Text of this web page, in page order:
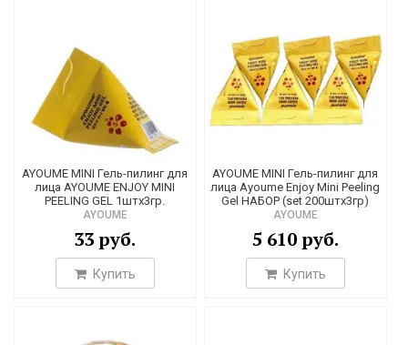
2
2
49
1
1
1
2
AYOUME MINI Гель-пилинг для
лица AYOUME ENJOY MINI
PEELING GEL 1штх3гр.
AYOUME
33 руб.
Купить
AYOUME MINI Гель-пилинг для
лица Ayoume Enjoy Mini Peeling
Gel НАБОР (set 200штх3гр)
AYOUME
5 610 руб.
Купить